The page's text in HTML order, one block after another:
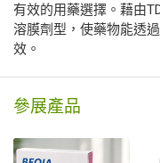
有效的用藥選擇。藉由
溶膜劑型，使藥物能透
效。
參展產品